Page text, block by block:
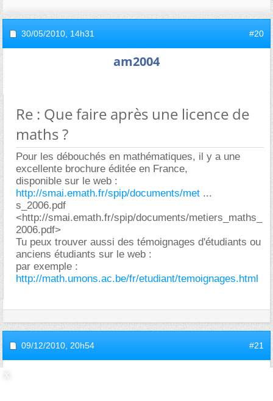
30/05/2010, 14h31 #20
am2004
Re : Que faire après une licence de
maths ?
Pour les débouchés en mathématiques, il y a une
excellente brochure éditée en France,
disponible sur le web :
http://smai.emath.fr/spip/documents/met ...
s_2006.pdf
<http://smai.emath.fr/spip/documents/metiers_maths_
2006.pdf>
Tu peux trouver aussi des témoignages d'étudiants ou
anciens étudiants sur le web :
par exemple :
http://math.umons.ac.be/fr/etudiant/temoignages.html
09/12/2010, 20h54 #21